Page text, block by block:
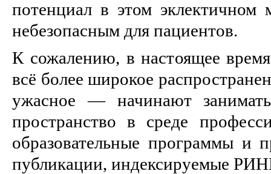
потенциал в этом эклектичном
небезопасным для пациентов.
К сожалению, в настоящее
всё более широкое
ужасное — начинают
пространство в среде
образовательные программы и
публикации, индексируемые